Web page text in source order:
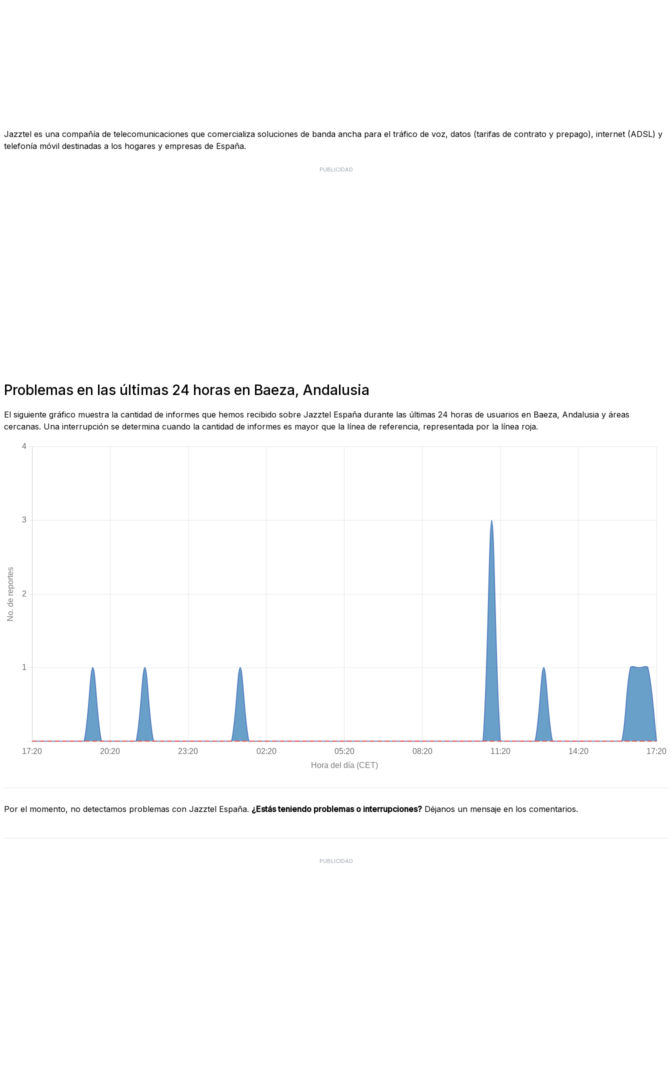
Jazztel es una compañía de telecomunicaciones que comercializa soluciones de banda ancha para el tráfico de voz, datos (tarifas de contrato y prepago), internet (ADSL) y
telefonía móvil destinadas a los hogares y empresas de España.
PUBLICIDAD
Problemas en las últimas 24 horas en Baeza, Andalusia
El siguiente gráfico muestra la cantidad de informes que hemos recibido sobre Jazztel España durante las últimas 24 horas de usuarios en Baeza, Andalusia y áreas
cercanas. Una interrupción se determina cuando la cantidad de informes es mayor que la línea de referencia, representada por la línea roja.
Por el momento, no detectamos problemas con Jazztel España. ¿Estás teniendo problemas o interrupciones? Déjanos un mensaje en los comentarios.
PUBLICIDAD